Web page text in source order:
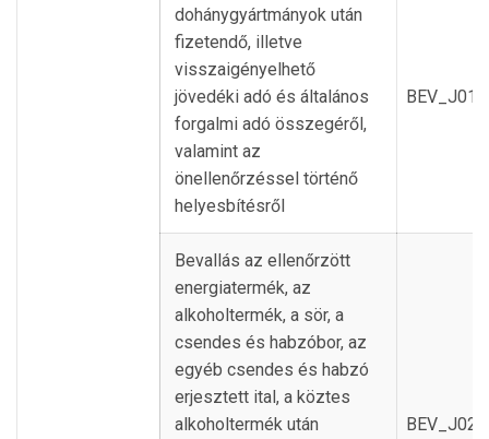
dohánygyártmányok után
fizetendő, illetve
visszaigényelhető
jövedéki adó és általános
forgalmi adó összegéről,
valamint az
önellenőrzéssel történő
helyesbítésről
BEV_J01
Bevallás az ellenőrzött
energiatermék, az
alkoholtermék, a sör, a
csendes és habzóbor, az
egyéb csendes és habzó
erjesztett ital, a köztes
alkoholtermék után
BEV_J02